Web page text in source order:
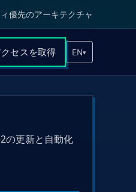
優先のアーキテクチャ
セスを取得 EN▾
の更新と自動化